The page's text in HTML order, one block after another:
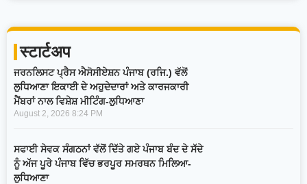
स्टार्टअप
ਜਰਨਲਿਸਟ ਪ੍ਰੈਸ ਐਸੋਸੀਏਸ਼ਨ ਪੰਜਾਬ (ਰਜਿ.) ਵੱਲੋਂ
ਲੁਧਿਆਣਾ ਇਕਾਈ ਦੇ ਅਹੁਦੇਦਾਰਾਂ ਅਤੇ ਕਾਰਜਕਾਰੀ
ਮੈਂਬਰਾਂ ਨਾਲ ਵਿਸ਼ੇਸ਼ ਮੀਟਿੰਗ-ਲੁਧਿਆਣਾ
August 2, 2026 8:24 PM
ਸਫਾਈ ਸੇਵਕ ਸੰਗਠਨਾਂ ਵੱਲੋਂ ਦਿੱਤੇ ਗਏ ਪੰਜਾਬ ਬੰਦ ਦੇ ਸੱਦੇ
ਨੂੰ ਅੱਜ ਪੂਰੇ ਪੰਜਾਬ ਵਿੱਚ ਭਰਪੂਰ ਸਮਰਥਨ ਮਿਲਿਆ-
ਲੁਧਿਆਣਾ